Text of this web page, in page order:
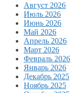
Август 2026
Июль 2026
Июнь 2026
Май 2026
Апрель 2026
Март 2026
Февраль 2026
Январь 2026
Декабрь 2025
Ноябрь 2025